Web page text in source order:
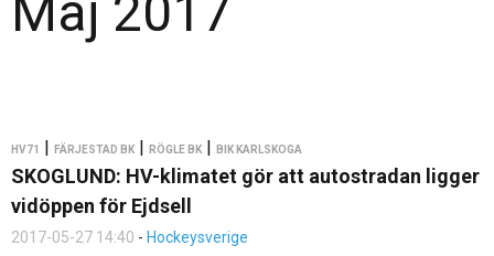
Maj 2017
HV71 | FÄRJESTAD BK | RÖGLE BK | BIK KARLSKOGA
SKOGLUND: HV-klimatet gör att autostradan ligger
vidöppen för Ejdsell
2017-05-27 14:40 - Hockeysverige